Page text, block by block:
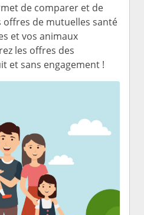
de comparer et de
de mutuelles santé
et vos animaux
les offres des
et sans engagement !